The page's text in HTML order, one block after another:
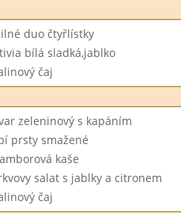
duo čtyřlístky
bílá sladká,jablko
čaj
zeleninový s kapáním
prsty smažené
kaše
salat s jablky a citronem
čaj